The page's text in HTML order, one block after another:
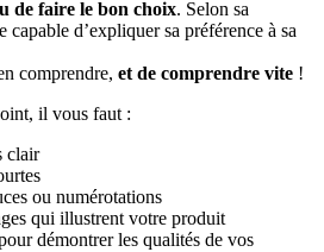
de faire le bon choix. Selon sa
d’expliquer sa préférence à sa
comprendre, et de comprendre vite !
il vous faut :
clair
ou numérotations
qui illustrent votre produit
démontrer les qualités de vos